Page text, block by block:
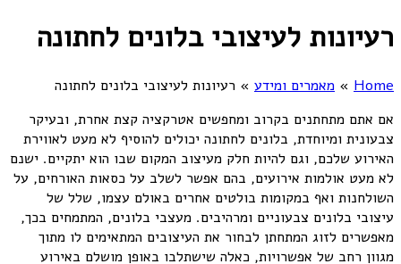
רעיונות לעיצובי בלונים לחתונה
Home
» מאמרים ומידע » רעיונות לעיצובי בלונים לחתונה
אם אתם מתחתנים בקרוב ומחפשים אטרקציה קצת אחרת, ובעיקר
צבעונית ומיוחדת, בלונים לחתונה יכולים להוסיף לא מעט לאווירת
האירוע שלכם, וגם להיות חלק מעיצוב המקום שבו הוא יתקיים. ישנם
לא מעט אולמות אירועים, בהם אפשר לשלב על כסאות האורחים, על
השולחנות ואף במקומות בולטים אחרים באולם עצמו, שלל של
עיצובי בלונים צבעוניים ומרהיבים. מעצבי בלונים, המתמחים בכך,
מאפשרים לזוג המתחתן לבחור את העיצובים המתאימים לו מתוך
מגוון רחב של אפשרויות, כאלה שישתלבו באופן מושלם באירוע